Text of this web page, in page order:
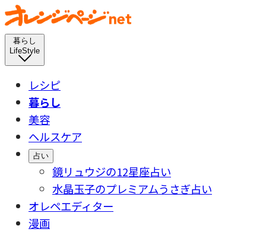
暮らし
LifeStyle
レシピ
暮らし
美容
ヘルスケア
占い
鏡リュウジの12星座占い
水晶玉子のプレミアムうさぎ占い
オレペエディター
漫画